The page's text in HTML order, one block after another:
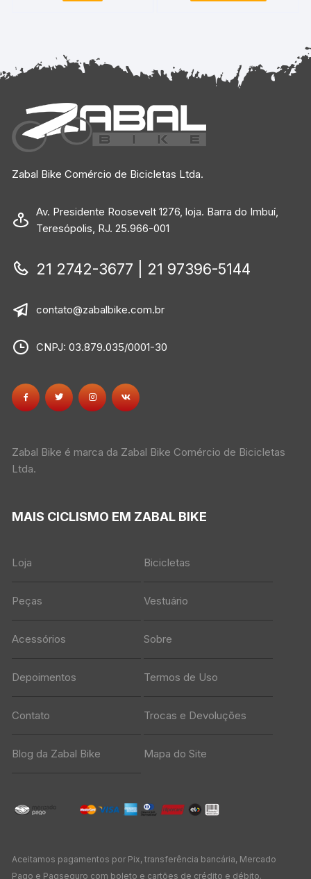
Zabal Bike Comércio de Bicicletas Ltda.
Av. Presidente Roosevelt 1276, loja. Barra do Imbuí,
Teresópolis, RJ. 25.966-001
21 2742-3677 | 21 97396-5144
contato@zabalbike.com.br
CNPJ: 03.879.035/0001-30
Zabal Bike é marca da Zabal Bike Comércio de Bicicletas
Ltda.
MAIS CICLISMO EM ZABAL BIKE
Loja Bicicletas
Peças Vestuário
Acessórios Sobre
Depoimentos Termos de Uso
Contato Trocas e Devoluções
Blog da Zabal Bike Mapa do Site
Aceitamos pagamentos por Pix, transferência bancária, Mercado
Pago e Pagseguro com boleto e cartões de crédito e débito.